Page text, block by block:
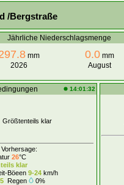
/Bergstraße
Jährliche Niederschlagsmenge
mm
2026
0.0 mm
August
14:01:32
Größtenteils klar
26°C
klar
Böeen 9-24 km/h
5Regen 0%